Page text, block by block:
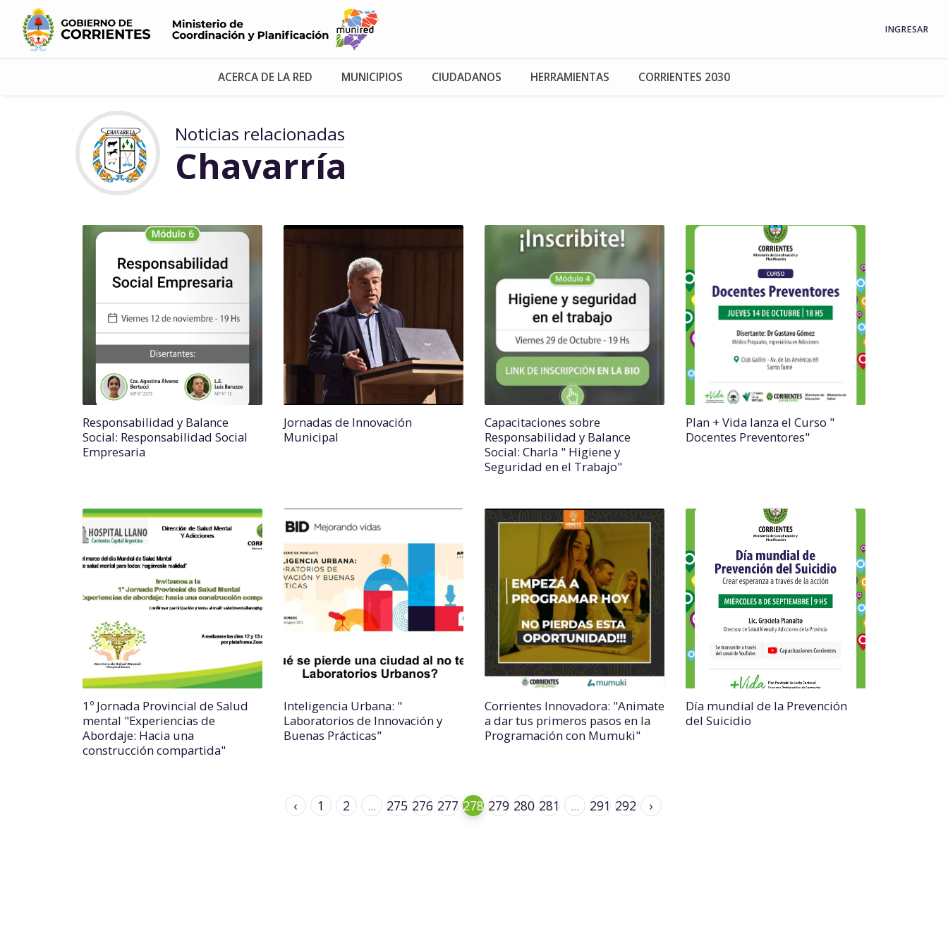
INGRESAR
ACERCA DE LA RED MUNICIPIOS CIUDADANOS HERRAMIENTAS CORRIENTES 2030
Noticias relacionadas
Chavarría
Responsabilidad y Balance
Social: Responsabilidad Social
Empresaria
Jornadas de Innovación
Municipal
Capacitaciones sobre
Responsabilidad y Balance
Social: Charla " Higiene y
Seguridad en el Trabajo"
Plan + Vida lanza el Curso "
Docentes Preventores"
1º Jornada Provincial de Salud
mental "Experiencias de
Abordaje: Hacia una
construcción compartida"
Inteligencia Urbana: "
Laboratorios de Innovación y
Buenas Prácticas"
Corrientes Innovadora: "Animate
a dar tus primeros pasos en la
Programación con Mumuki"
Día mundial de la Prevención
del Suicidio
‹ 1 2 ... 275 276 277 278 279 280 281 ... 291 292 ›